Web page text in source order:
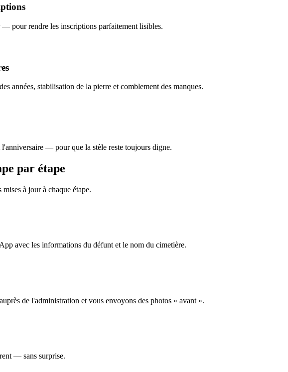
— pour rendre les inscriptions parfaitement lisibles.
années, stabilisation de la pierre et comblement des manques.
— pour que la stèle reste toujours digne.
par étape
à jour à chaque étape.
avec les informations du défunt et le nom du cimetière.
de l'administration et vous envoyons des photos « avant ».
— sans surprise.